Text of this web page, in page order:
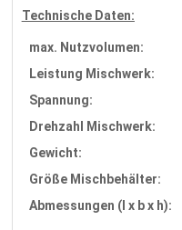
Technische Daten:
max. Nutzvolumen:
Leistung Mischwerk:
Spannung:
Drehzahl Mischwerk:
Gewicht:
Größe Mischbehälter:
Abmessungen (l x b x h):